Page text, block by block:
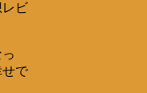
ビ
で